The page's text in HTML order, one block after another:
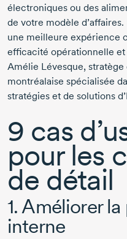
électroniques ou des
de votre modèle
une meilleure expérience
efficacité opérationnelle et
Amélie Lévesque, stratège
montréalaise spécialisée
stratégies et de solutions
9 cas
pour les
de détail
1. Améliorer
interne